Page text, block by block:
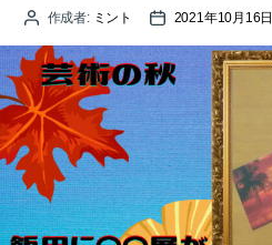
投
者
作成者: ミント
投
日
2021年10月16日